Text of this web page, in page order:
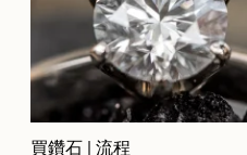
買鑽石 | 流程